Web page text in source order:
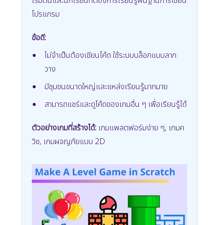
โปรแกรม
ข้อดี:
ไม่จำเป็นต้องเขียนโค้ด ใช้ระบบบล็อกแบบลาก
วาง
มีชุมชนขนาดใหญ่และแหล่งเรียนรู้มากมาย
สามารถแชร์และดูโค้ดของเกมอื่น ๆ เพื่อเรียนรู้ได้
ตัวอย่างเกมที่สร้างได้: เกมแพลตฟอร์มง่าย ๆ, เกมค
วิซ, เกมผจญภัยแบบ 2D